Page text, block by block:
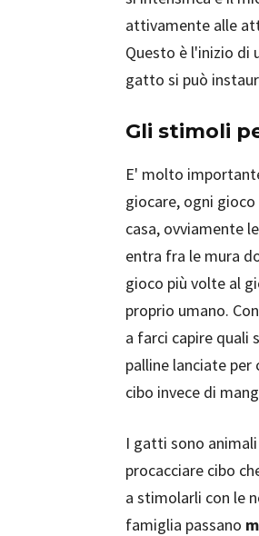
attivamente alle
Questo è l'inizio di
gatto si può
Gli stimoli
E' molto
giocare, ogni
casa, ovviamente
entra fra le mura
gioco più volte al
proprio umano.
a farci capire quali
palline lanciate per
cibo invece di
I gatti sono
procacciare cibo
a stimolarli con le
famiglia passano